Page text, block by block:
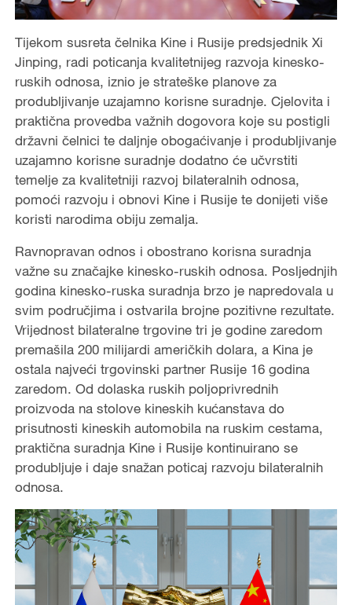
Tijekom susreta čelnika Kine i Rusije predsjednik Xi
Jinping, radi poticanja kvalitetnijeg razvoja kinesko-
ruskih odnosa, iznio je strateške planove za
produbljivanje uzajamno korisne suradnje. Cjelovita i
praktična provedba važnih dogovora koje su postigli
državni čelnici te daljnje obogaćivanje i produbljivanje
uzajamno korisne suradnje dodatno će učvrstiti
temelje za kvalitetniji razvoj bilateralnih odnosa,
pomoći razvoju i obnovi Kine i Rusije te donijeti više
koristi narodima obiju zemalja.
Ravnopravan odnos i obostrano korisna suradnja
važne su značajke kinesko-ruskih odnosa. Posljednjih
godina kinesko-ruska suradnja brzo je napredovala u
svim područjima i ostvarila brojne pozitivne rezultate.
Vrijednost bilateralne trgovine tri je godine zaredom
premašila 200 milijardi američkih dolara, a Kina je
ostala najveći trgovinski partner Rusije 16 godina
zaredom. Od dolaska ruskih poljoprivrednih
proizvoda na stolove kineskih kućanstava do
prisutnosti kineskih automobila na ruskim cestama,
praktična suradnja Kine i Rusije kontinuirano se
produbljuje i daje snažan poticaj razvoju bilateralnih
odnosa.